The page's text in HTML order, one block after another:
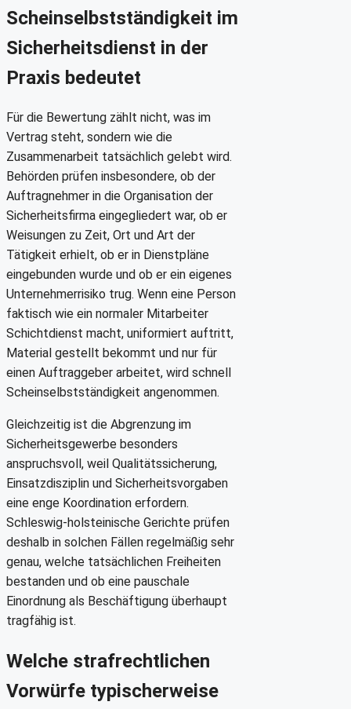
Scheinselbstständigkeit im
Sicherheitsdienst in der
Praxis bedeutet
Für die Bewertung zählt nicht, was im
Vertrag steht, sondern wie die
Zusammenarbeit tatsächlich gelebt wird.
Behörden prüfen insbesondere, ob der
Auftragnehmer in die Organisation der
Sicherheitsfirma eingegliedert war, ob er
Weisungen zu Zeit, Ort und Art der
Tätigkeit erhielt, ob er in Dienstpläne
eingebunden wurde und ob er ein eigenes
Unternehmerrisiko trug. Wenn eine Person
faktisch wie ein normaler Mitarbeiter
Schichtdienst macht, uniformiert auftritt,
Material gestellt bekommt und nur für
einen Auftraggeber arbeitet, wird schnell
Scheinselbstständigkeit angenommen.
Gleichzeitig ist die Abgrenzung im
Sicherheitsgewerbe besonders
anspruchsvoll, weil Qualitätssicherung,
Einsatzdisziplin und Sicherheitsvorgaben
eine enge Koordination erfordern.
Schleswig-holsteinische Gerichte prüfen
deshalb in solchen Fällen regelmäßig sehr
genau, welche tatsächlichen Freiheiten
bestanden und ob eine pauschale
Einordnung als Beschäftigung überhaupt
tragfähig ist.
Welche strafrechtlichen
Vorwürfe typischerweise